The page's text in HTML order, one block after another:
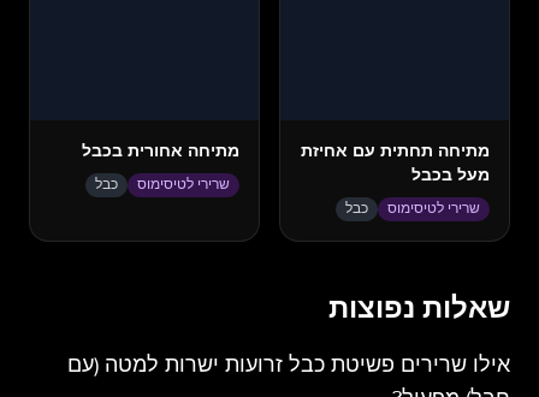
מתיחה תחתית עם אחיזת
מעל בכבל
שרירי לטיסימוס כבל
מתיחה אחורית בכבל
שרירי לטיסימוס כבל
שאלות נפוצות
אילו שרירים פשיטת כבל זרועות ישרות למטה (עם